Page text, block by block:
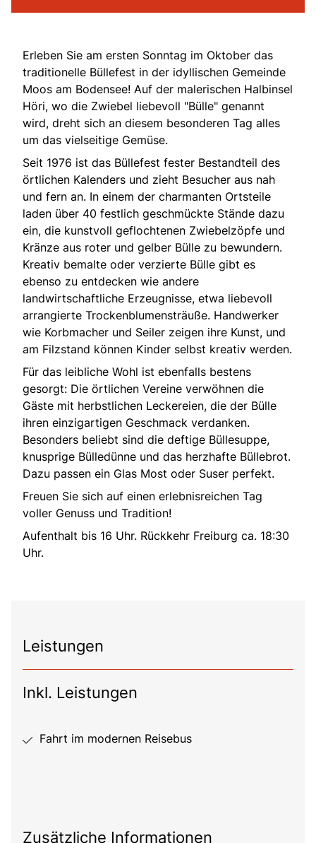
Erleben Sie am ersten Sonntag im Oktober das
traditionelle Büllefest in der idyllischen Gemeinde
Moos am Bodensee! Auf der malerischen Halbinsel
Höri, wo die Zwiebel liebevoll "Bülle" genannt
wird, dreht sich an diesem besonderen Tag alles
um das vielseitige Gemüse.
Seit 1976 ist das Büllefest fester Bestandteil des
örtlichen Kalenders und zieht Besucher aus nah
und fern an. In einem der charmanten Ortsteile
laden über 40 festlich geschmückte Stände dazu
ein, die kunstvoll geflochtenen Zwiebelzöpfe und
Kränze aus roter und gelber Bülle zu bewundern.
Kreativ bemalte oder verzierte Bülle gibt es
ebenso zu entdecken wie andere
landwirtschaftliche Erzeugnisse, etwa liebevoll
arrangierte Trockenblumensträuße. Handwerker
wie Korbmacher und Seiler zeigen ihre Kunst, und
am Filzstand können Kinder selbst kreativ werden.
Für das leibliche Wohl ist ebenfalls bestens
gesorgt: Die örtlichen Vereine verwöhnen die
Gäste mit herbstlichen Leckereien, die der Bülle
ihren einzigartigen Geschmack verdanken.
Besonders beliebt sind die deftige Büllesuppe,
knusprige Bülledünne und das herzhafte Büllebrot.
Dazu passen ein Glas Most oder Suser perfekt.
Freuen Sie sich auf einen erlebnisreichen Tag
voller Genuss und Tradition!
Aufenthalt bis 16 Uhr. Rückkehr Freiburg ca. 18:30
Uhr.
Leistungen
Inkl. Leistungen
Fahrt im modernen Reisebus
Zusätzliche Informationen